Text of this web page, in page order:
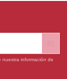
información de